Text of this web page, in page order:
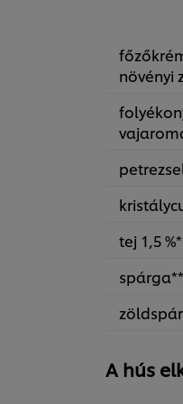
növényi
tej 1,5
spárga**
A hús